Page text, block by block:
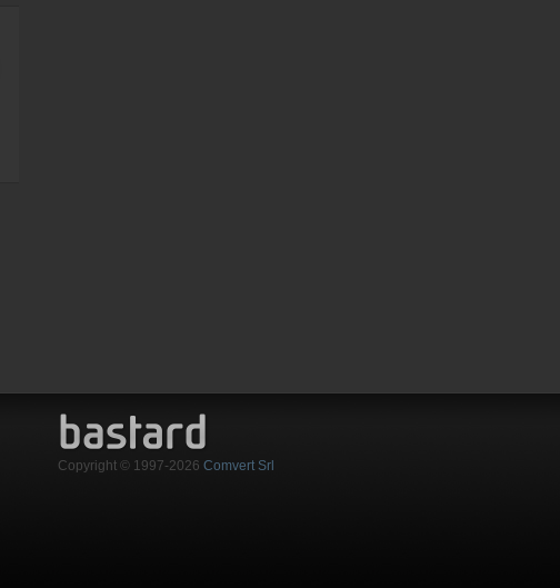
Copyright © 1997-2026 Comvert Srl